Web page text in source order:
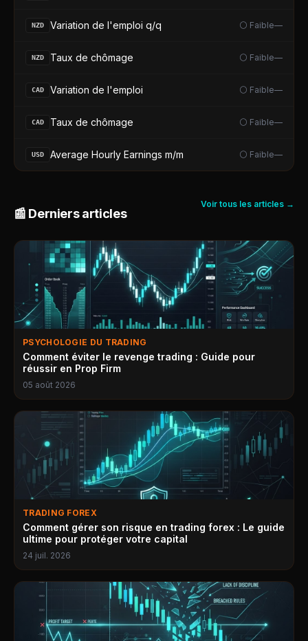
NZD Variation de l'emploi q/q ⚪ Faible—
NZD Taux de chômage ⚪ Faible—
CAD Variation de l'emploi ⚪ Faible—
CAD Taux de chômage ⚪ Faible—
USD Average Hourly Earnings m/m ⚪ Faible—
📰 Derniers articles
Voir tous les articles →
PSYCHOLOGIE DU TRADING
Comment éviter le revenge trading : Guide pour
réussir en Prop Firm
05 août 2026
TRADING FOREX
Comment gérer son risque en trading forex : Le guide
ultime pour protéger votre capital
24 juil. 2026